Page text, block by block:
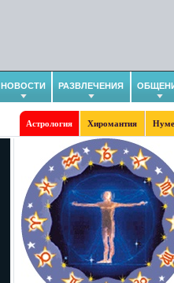
НОВОСТИ РАЗВЛЕЧЕНИЯ
Астрология Хиромантия